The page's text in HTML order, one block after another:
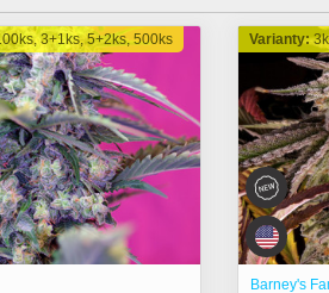
3+1ks, 5+2ks, 500ks Varianty:
Barney's